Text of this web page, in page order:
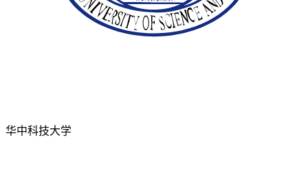
华中科技大学